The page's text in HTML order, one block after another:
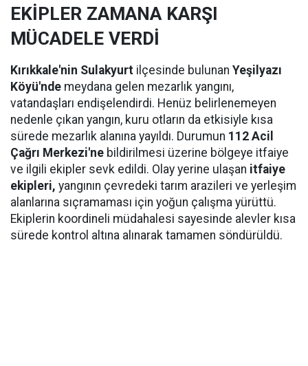
EKİPLER ZAMANA KARŞI
MÜCADELE VERDİ
Kırıkkale'nin Sulakyurt ilçesinde bulunan Yeşilyazı
Köyü'nde meydana gelen mezarlık yangını,
vatandaşları endişelendirdi. Henüz belirlenemeyen
nedenle çıkan yangın, kuru otların da etkisiyle kısa
sürede mezarlık alanına yayıldı. Durumun 112 Acil
Çağrı Merkezi'ne bildirilmesi üzerine bölgeye itfaiye
ve ilgili ekipler sevk edildi. Olay yerine ulaşan itfaiye
ekipleri, yangının çevredeki tarım arazileri ve yerleşim
alanlarına sıçramaması için yoğun çalışma yürüttü.
Ekiplerin koordineli müdahalesi sayesinde alevler kısa
sürede kontrol altına alınarak tamamen söndürüldü.